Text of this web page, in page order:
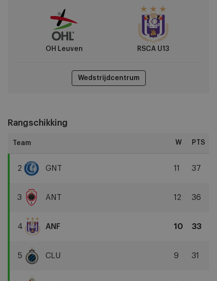
OH Leuven RSCA U13
Wedstrijdcentrum
Rangschikking
W PTS
2
Gent
GNT 11 37
3
Antwerp
FC
ANT 12 36
4
U13
ANF 10 33
5
Brugge
CLU 9 31